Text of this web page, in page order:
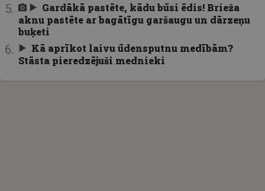
Gardākā pastēte, kādu būsi ēdis! Brieža
aknu pastēte ar bagātīgu garšaugu un dārzeņu
buķeti
Kā aprīkot laivu ūdensputnu medībām?
Stāsta pieredzējuši mednieki